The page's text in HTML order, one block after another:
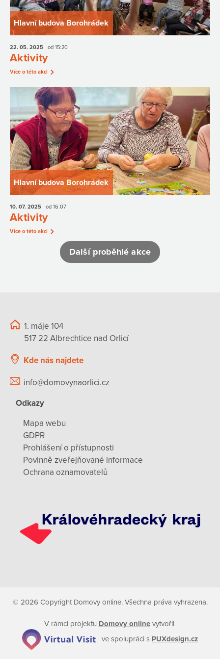
Hlavní budova Borohrádek
22. 05. 2025 od 15:20
Aktivity
Více o této akci
Hlavní budova Borohrádek
10. 07. 2025 od 16:07
Aktivity
Více o této akci
Další proběhlé akce
1. máje 104
517 22 Albrechtice nad Orlicí
Kde nás najdete
info@domovynaorlici.cz
Odkazy
Mapa webu
GDPR
Prohlášení o přístupnosti
Povinně zveřejňované informace
Ochrana oznamovatelů
© 2026 Copyright Domovy online. Všechna práva vyhrazena.
V rámci projektu Domovy onlinevytvořil
ve spolupráci s PUXdesign.cz